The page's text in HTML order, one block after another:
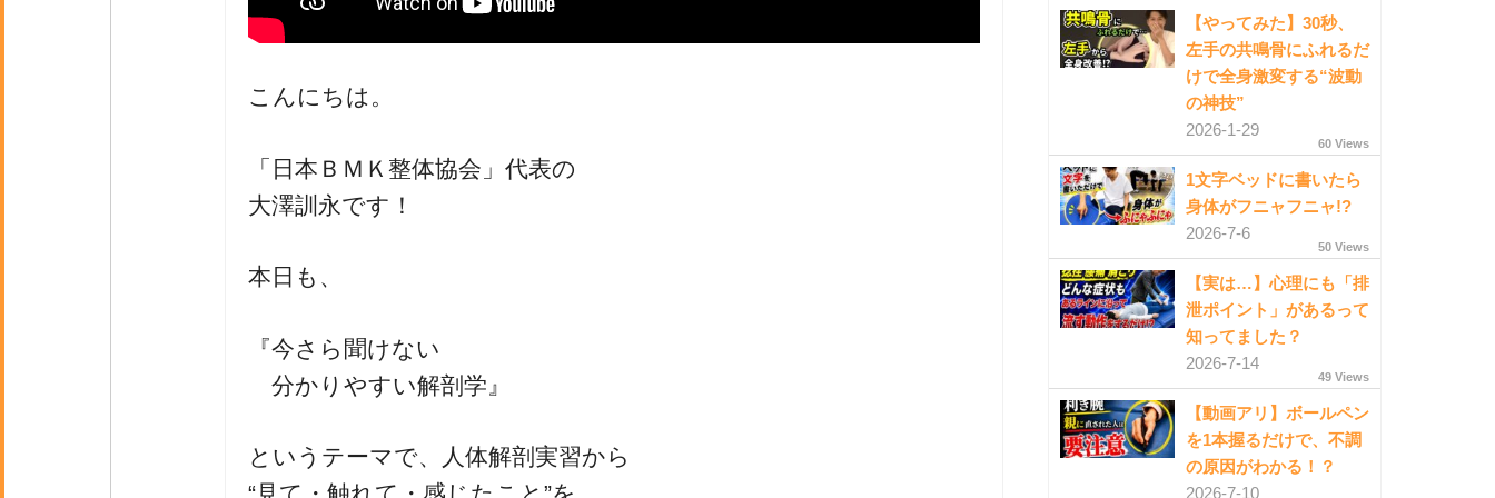
こんにちは。
「日本ＢＭＫ整体協会」代表の
大澤訓永です！
本日も、
『今さら聞けない
分かりやすい解剖学』
というテーマで、人体解剖実習から
【やってみた】30秒、
左手の共鳴骨にふれるだ
けで全身激変する“波動
の神技”
2026-1-29
60 Views
1文字ベッドに書いたら
身体がフニャフニャ!?
2026-7-6
50 Views
【実は…】心理にも「排
泄ポイント」があるって
知ってました？
2026-7-14
49 Views
【動画アリ】ボールペン
を1本握るだけで、不調
の原因がわかる！？
2026-7-10